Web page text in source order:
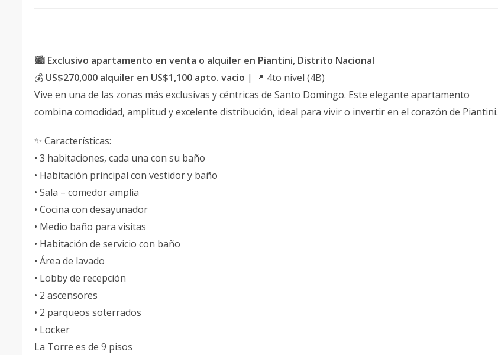
🏙️ Exclusivo apartamento en venta o alquiler en Piantini, Distrito Nacional
💰 US$270,000 alquiler en US$1,100 apto. vacio | 📍 4to nivel (4B)
Vive en una de las zonas más exclusivas y céntricas de Santo Domingo. Este elegante apartamento
combina comodidad, amplitud y excelente distribución, ideal para vivir o invertir en el corazón de Piantini.
✨ Características:
• 3 habitaciones, cada una con su baño
• Habitación principal con vestidor y baño
• Sala – comedor amplia
• Cocina con desayunador
• Medio baño para visitas
• Habitación de servicio con baño
• Área de lavado
• Lobby de recepción
• 2 ascensores
• 2 parqueos soterrados
• Locker
La Torre es de 9 pisos